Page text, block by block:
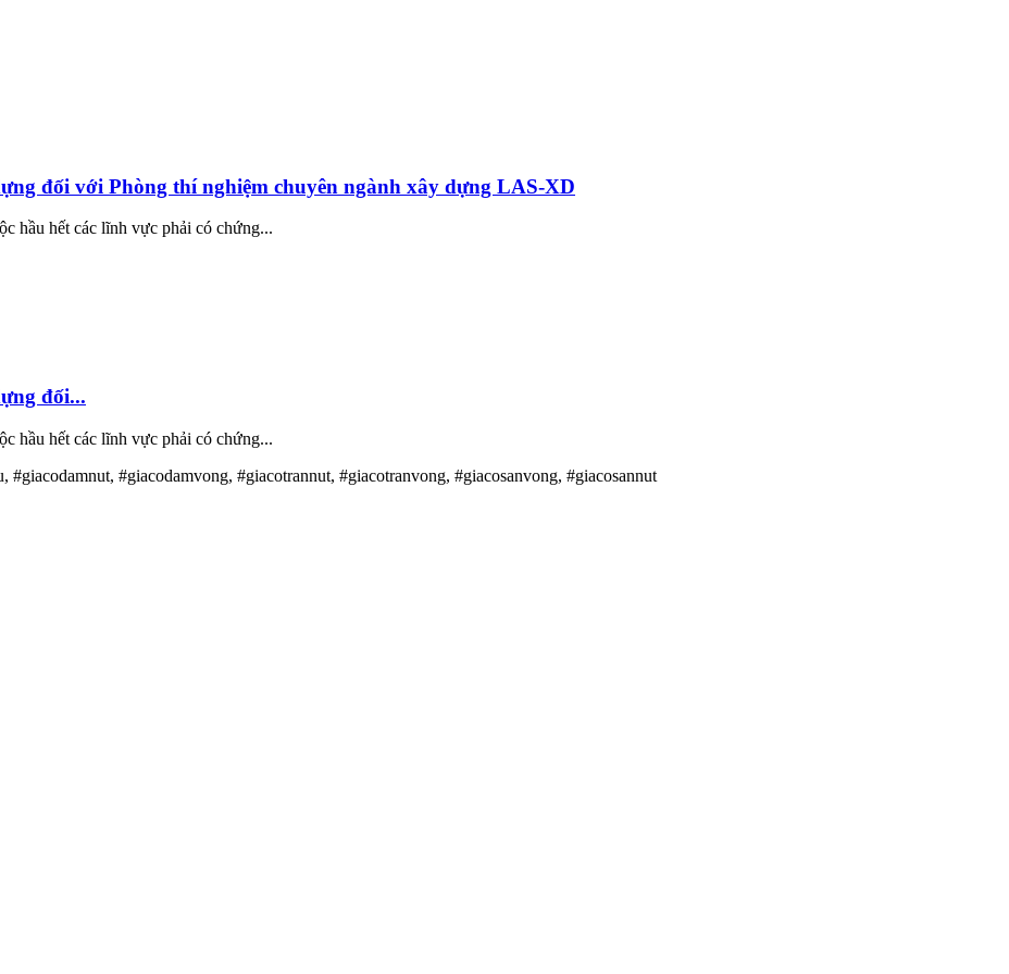
đối với Phòng thí nghiệm chuyên ngành xây dựng LAS-XD
hầu hết các lĩnh vực phải có chứng...
đối...
hầu hết các lĩnh vực phải có chứng...
#giacodamnut, #giacodamvong, #giacotrannut, #giacotranvong, #giacosanvong, #giacosannut